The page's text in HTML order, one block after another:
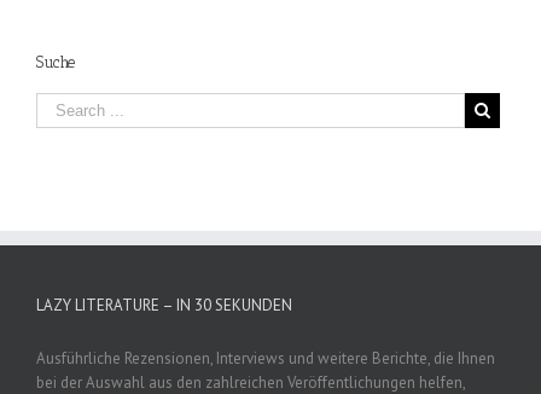
Suche
LAZY LITERATURE – IN 30 SEKUNDEN
Ausführliche Rezensionen, Interviews und weitere Berichte, die Ihnen
bei der Auswahl aus den zahlreichen Veröffentlichungen helfen,